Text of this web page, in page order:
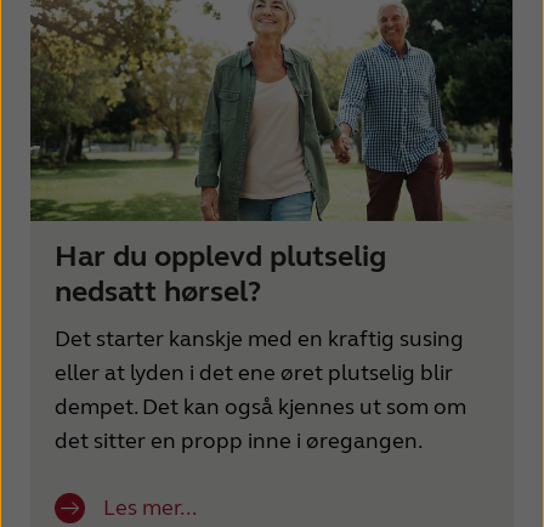
Har du opplevd plutselig
nedsatt hørsel?
Det starter kanskje med en kraftig susing
eller at lyden i det ene øret plutselig blir
dempet. Det kan også kjennes ut som om
det sitter en propp inne i øregangen.
Les mer...